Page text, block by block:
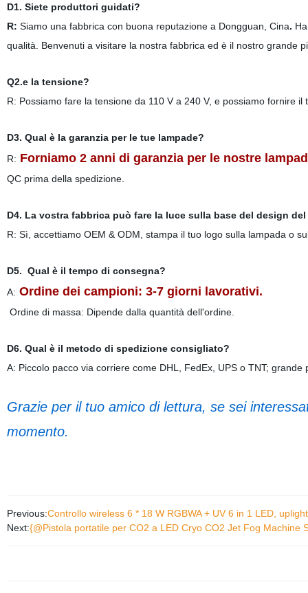
D1. Siete produttori guidati?
R: Siamo una fabbrica con buona reputazione a Dongguan, Cina.
qualità. Benvenuti a visitare la nostra fabbrica ed è il nostro grande
Q2.e la tensione?
R: Possiamo fare la tensione da 110 V a 240 V, e possiamo fornire il
D3. Qual è la garanzia per le tue lampade?
R: Forniamo 2 anni di garanzia per le nostre
QC prima della spedizione.
D4. La vostra fabbrica può fare la luce sulla base del design
R: Sì, accettiamo OEM & ODM, stampa il tuo logo sulla lampada o
D5. Qual è il tempo di consegna?
A: Ordine dei campioni: 3-7 giorni lavorativi.
Ordine di massa: Dipende dalla quantità dell'ordine.
D6. Qual è il metodo di spedizione consigliato?
A: Piccolo pacco via corriere come DHL, FedEx, UPS o TNT; grande
Grazie per il tuo amico di lettura, se sei
momento.
Previous:Controllo wireless 6 * 18 W RGBWA + UV 6 in 1 LED,
Next:{@Pistola portatile per CO2 a LED Cryo CO2 Jet Fog Machine